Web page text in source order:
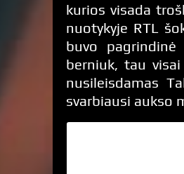
kurios visada
nuotykyje RTL
buvo pagrindinė
berniuk, tau
nusileisdamas
svarbiausi aukso